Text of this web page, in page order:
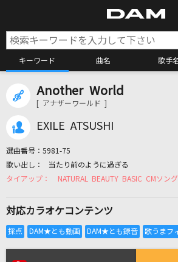
キーワード 曲名 歌手
カラオケ検索
カラオケリクエスト
リアルタイムで歌われている
Another World
[ アナザーワールド ]
EXILE ATSUSHI
選曲番号： 5981-75
当たり前のように過ぎる
NATURAL BEAUTY BASIC CMソング
対応カラオケコンテンツ